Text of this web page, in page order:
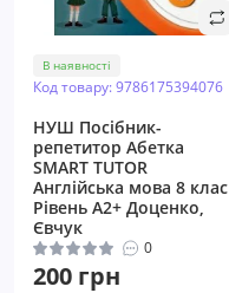
В наявності
Код товару: 9786175394076
НУШ Посібник-
репетитор Абетка
SMART TUTOR
Англійська мова 8 клас
Рівень А2+ Доценко,
Євчук
0
200 грн